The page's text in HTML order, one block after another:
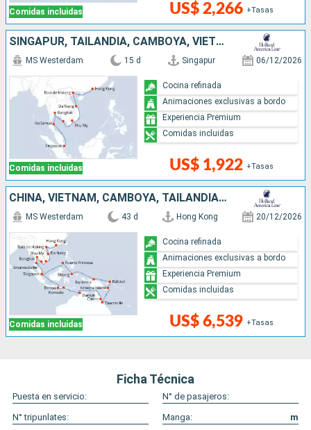
Comidas incluidas US$ 2,266 +Tasas
SINGAPUR, TAILANDIA, CAMBOYA, VIETNAM, CHINA
Comidas incluidas
MS Westerdam 15 d Singapur 06/12/2026
US$ 1,922 +Tasas
Cocina refinada
Animaciones exclusivas a bordo
Experiencia Premium
Comidas incluidas
CHINA, VIETNAM, CAMBOYA, TAILANDIA, FILIPINAS, PAPÚA NUEVA GUINEA, AUSTRALIA, INDONESIA, SINGAPUR
Comidas incluidas
MS Westerdam 43 d Hong Kong 20/12/2026
US$ 6,539 +Tasas
Cocina refinada
Animaciones exclusivas a bordo
Experiencia Premium
Comidas incluidas
Ficha Técnica
Puesta en servicio:
N° de pasajeros:
N° tripunlates:
Manga:
m